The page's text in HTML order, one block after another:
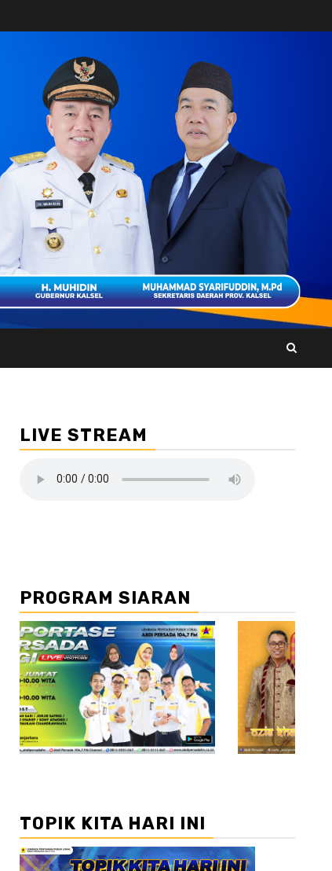
LIVE STREAM
PROGRAM SIARAN
//2
TOPIK KITA HARI INI